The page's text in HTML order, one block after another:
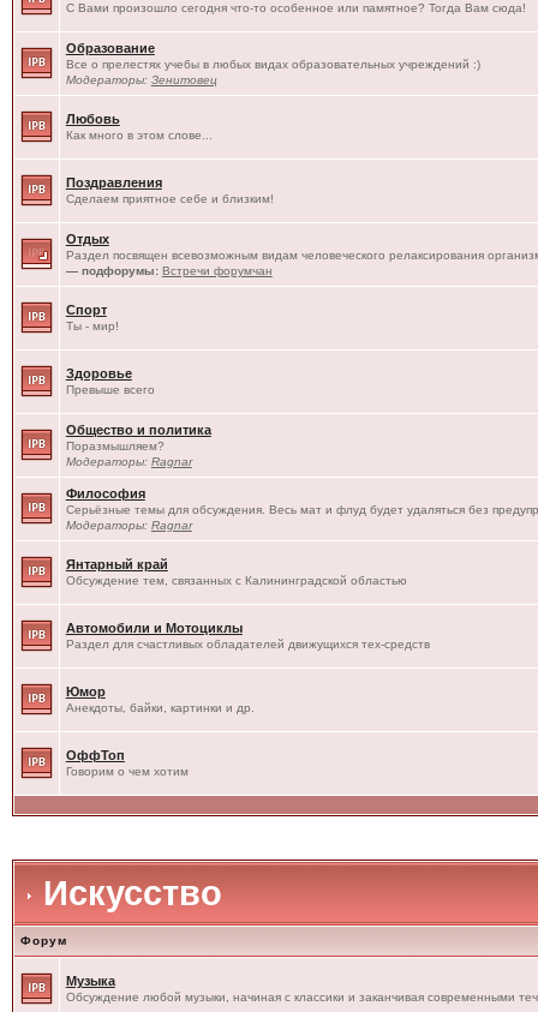
С Вами произошло сегодня что-то особенное или памятное? Тогда Вам сюда!
Образование
Все о прелестях учебы в любых видах образовательных учреждений :)
Модераторы: Зенитовец
Любовь
Как много в этом слове...
Поздравления
Сделаем приятное себе и близким!
Отдых
Раздел посвящен всевозможным видам человеческого релаксирования
— подфорумы: Встречи форумчан
Спорт
Ты - мир!
Здоровье
Превыше всего
Общество и политика
Поразмышляем?
Модераторы: Ragnar
Философия
Серьёзные темы для обсуждения. Весь мат и флуд будет удаляться без
Модераторы: Ragnar
Янтарный край
Обсуждение тем, связанных с Калининградской областью
Автомобили и Мотоциклы
Раздел для счастливых обладателей движущихся тех-средств
Юмор
Анекдоты, байки, картинки и др.
ОффТоп
Говорим о чем хотим
Искусство
Форум
Музыка
Обсуждение любой музыки, начиная с классики и заканчивая современными